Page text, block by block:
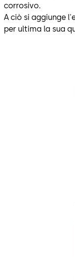
corrosivo.
A ciò si aggiunge
per ultima la sua